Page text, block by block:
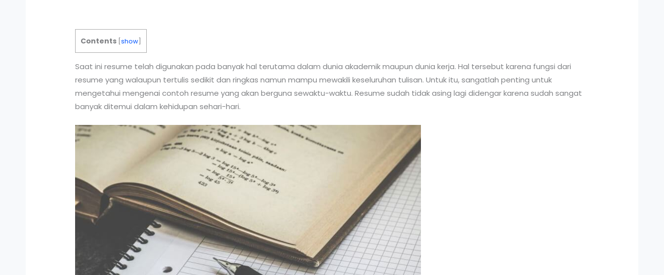
Contents [show
Saat ini resume telah digunakan pada banyak hal terutama dalam dunia akademik maupun dunia kerja. Hal tersebut karena fungsi dari
resume yang walaupun tertulis sedikit dan ringkas namun mampu mewakili keseluruhan tulisan. Untuk itu, sangatlah penting untuk
mengetahui mengenai contoh resume yang akan berguna sewaktu-waktu. Resume sudah tidak asing lagi didengar karena sudah sangat
banyak ditemui dalam kehidupan sehari-hari.